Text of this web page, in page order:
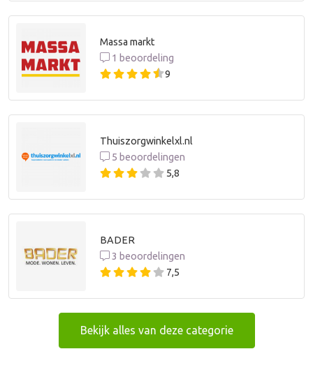
Massa markt
1 beoordeling
9
Thuiszorgwinkelxl.nl
5 beoordelingen
5,8
BADER
3 beoordelingen
7,5
Bekijk alles van deze categorie